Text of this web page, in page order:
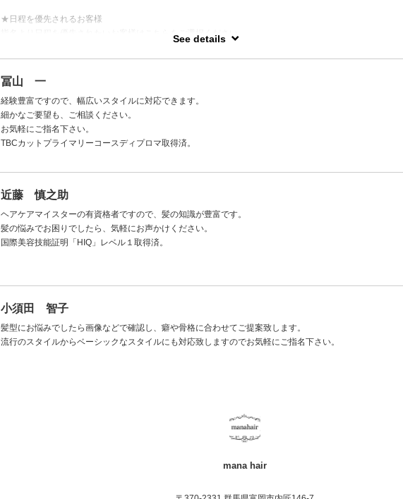
★日程を優先されるお客様
指名より日程を優先されたいお客様はこちらをご選択ください。
担当不在の際でも変わらず対応できますのでご安心ください。
See details
冨山 一
経験豊富ですので、幅広いスタイルに対応できます。
細かなご要望も、ご相談ください。
お気軽にご指名下さい。
TBCカットプライマリーコースディプロマ取得済。
近藤 慎之助
ヘアケアマイスターの有資格者ですので、髪の知識が豊富です。
髪の悩みでお困りでしたら、気軽にお声かけください。
国際美容技能証明「HIQ」レベル１取得済。
小須田 智子
髪型にお悩みでしたら画像などで確認し、癖や骨格に合わせてご提案致します。
流行のスタイルからベーシックなスタイルにも対応致しますのでお気軽にご指名下さい。
mana hair